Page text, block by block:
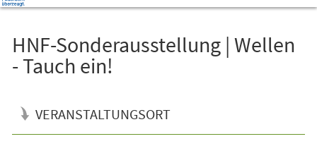
HNF-Sonderausstellung | Wellen
- Tauch ein!
VERANSTALTUNGSORT